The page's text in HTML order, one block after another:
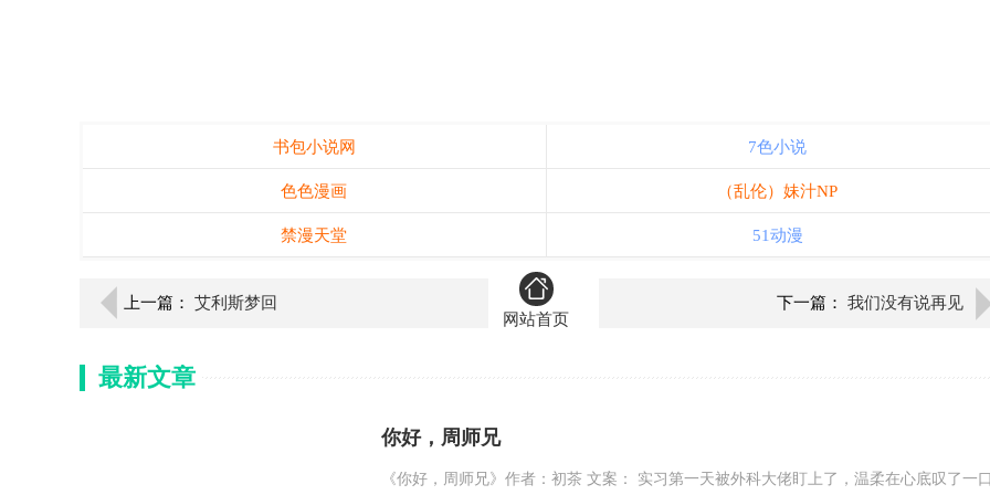
书包小说网 7色小说
色色漫画 （乱伦）妹汁NP
禁漫天堂 51动漫
上一篇： 艾利斯梦回
网站首页
下一篇： 我们没有说再见
最新文章
你好，周师兄
《你好，周师兄》作者：初茶 文案： 实习第一天被外科大佬盯上了，温柔在心底叹了一